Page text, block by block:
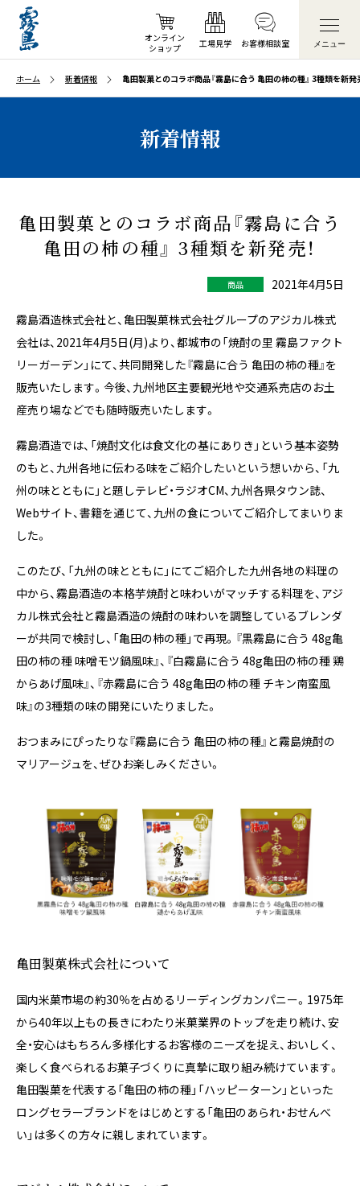
オンライン
ショップ
工場見学 お客様相談室 メニュー
ホーム 新着情報 亀田製菓とのコラボ商品『霧島に合う 亀田の柿の種』 3種類を新発
新着情報
亀田製菓とのコラボ商品『霧島に合う
亀田の柿の種』 3種類を新発売！
商品 2021年4月5日
霧島酒造株式会社と、亀田製菓株式会社グループのアジカル株式
会社は、2021年4月5日(月)より、都城市の「焼酎の里 霧島ファクト
リーガーデン」にて、共同開発した『霧島に合う 亀田の柿の種』を
販売いたします。今後、九州地区主要観光地や交通系売店のお土
産売り場などでも随時販売いたします。
霧島酒造では、「焼酎文化は食文化の基にありき」という基本姿勢
のもと、九州各地に伝わる味をご紹介したいという想いから、「九
州の味とともに」と題しテレビ・ラジオCM、九州各県タウン誌、
Webサイト、書籍を通じて、九州の食についてご紹介してまいりま
した。
このたび、「九州の味とともに」にてご紹介した九州各地の料理の
中から、霧島酒造の本格芋焼酎と味わいがマッチする料理を、アジ
カル株式会社と霧島酒造の焼酎の味わいを調整しているブレンダ
ーが共同で検討し、「亀田の柿の種」で再現。『黒霧島に合う 48g亀
田の柿の種 味噌モツ鍋風味』、『白霧島に合う 48g亀田の柿の種 鶏
からあげ風味』、『赤霧島に合う 48g亀田の柿の種 チキン南蛮風
味』の3種類の味の開発にいたりました。
おつまみにぴったりな『霧島に合う 亀田の柿の種』と霧島焼酎の
マリアージュを、ぜひお楽しみください。
亀田製菓株式会社について
国内米菓市場の約30％を占めるリーディングカンパニー。1975年
から40年以上もの長きにわたり米菓業界のトップを走り続け、安
全・安心はもちろん多様化するお客様のニーズを捉え、おいしく、
楽しく食べられるお菓子づくりに真摯に取り組み続けています。
亀田製菓を代表する「亀田の柿の種」「ハッピーターン」といった
ロングセラーブランドをはじめとする「亀田のあられ・おせんべ
い」は多くの方々に親しまれています。